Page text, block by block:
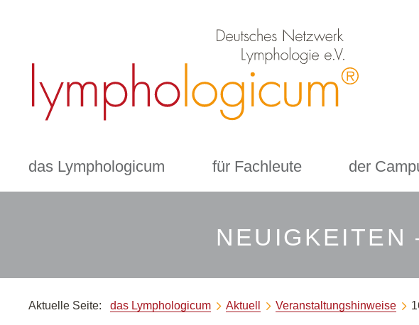
das Lymphologicum für Fachleute der
NEUIGKEITEN
Aktuelle Seite: das Lymphologicum  Aktuell  Veranstaltungshinweise 